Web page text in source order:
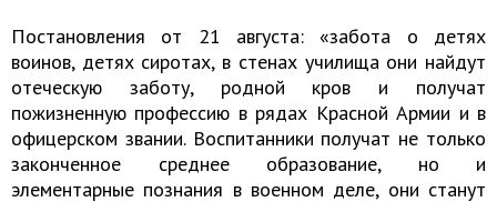
Постановления от 21 августа: «забота о детях
воинов, детях сиротах, в стенах училища они найдут
отеческую заботу, родной кров и получат
пожизненную профессию в рядах Красной Армии и в
офицерском звании. Воспитанники получат не только
законченное среднее образование, но и
элементарные познания в военном деле, они станут